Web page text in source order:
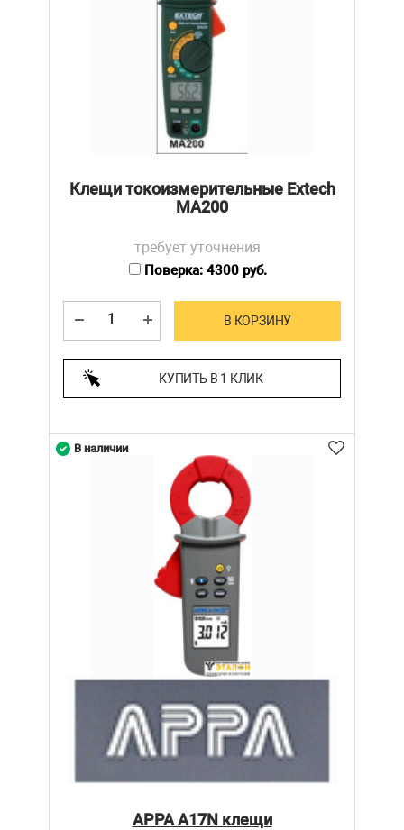
Клещи токоизмерительные Extech
MA200
требует уточнения
Поверка: 4300 руб.
В КОРЗИНУ
КУПИТЬ В 1 КЛИК
APPA A17N клещи
В наличии